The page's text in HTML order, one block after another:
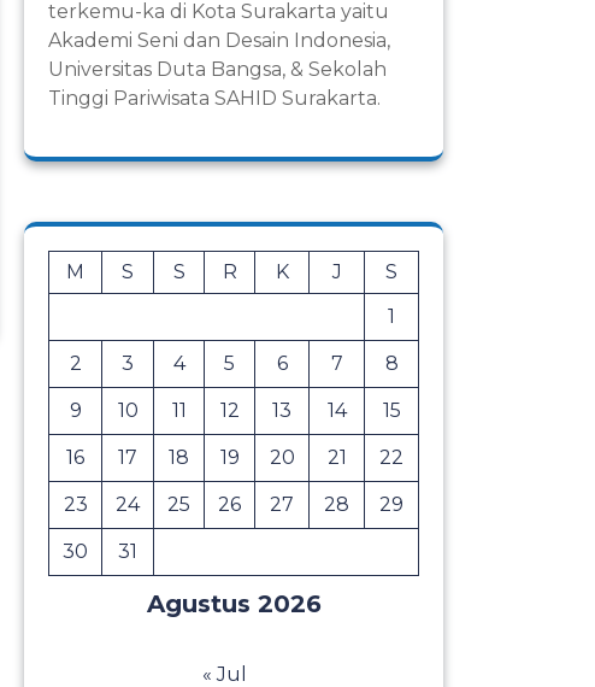
terkemu-ka di Kota Surakarta yaitu
Akademi Seni dan Desain Indonesia,
Universitas Duta Bangsa, & Sekolah
Tinggi Pariwisata SAHID Surakarta.
Agustus 2026
M S S R K J
S
1
2 3 4 5 6 7 8
9 10 11 12 13 14 15
16 17 18 19 20 21 22
23 24 25 26 27 28 29
30 31
« Jul